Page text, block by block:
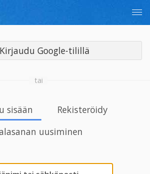
Kirjaudu Google-tilillä
tai
sisään
Rekisteröidy
uusiminen